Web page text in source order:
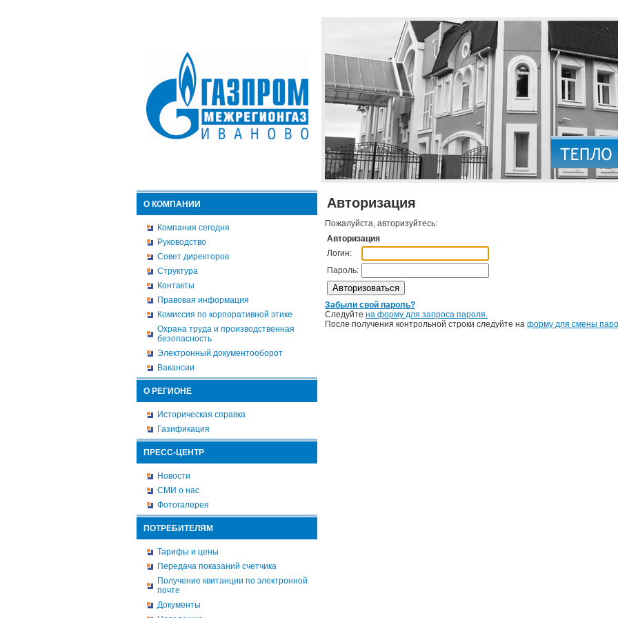
О КОМПАНИИ
Компания сегодня
Руководство
Совет директоров
Структура
Контакты
Правовая информация
Комиссия по корпоративной этике
Охрана труда и производственная
безопасность
Электронный документооборот
Вакансии
О РЕГИОНЕ
Историческая справка
Газификация
ПРЕСС-ЦЕНТР
Новости
СМИ о нас
Фотогалерея
ПОТРЕБИТЕЛЯМ
Тарифы и цены
Передача показаний счетчика
Получение квитанции по электронной
почте
Документы
Авторизация
Пожалуйста, авторизуйтесь:
Авторизация
Логин:
Пароль:
Забыли свой пароль?
Следуйте на форму для запроса пароля.
После получения контрольной строки следуйте на форму для смены